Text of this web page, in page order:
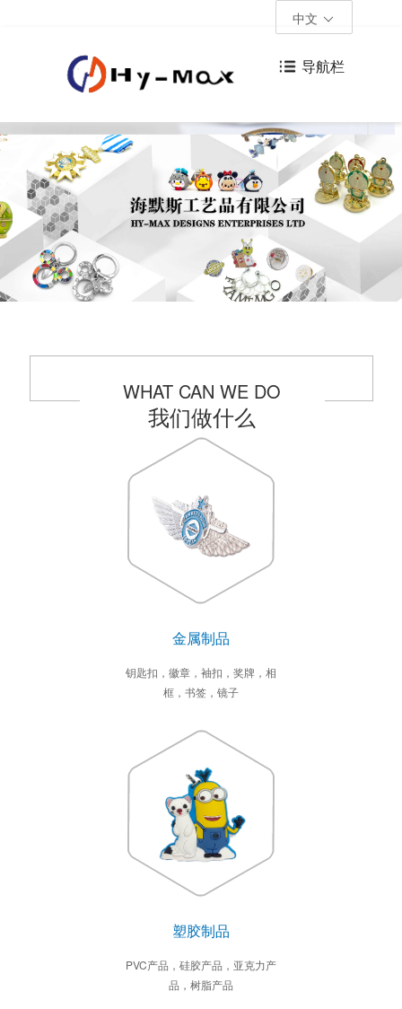
中文
导航栏
WHAT CAN WE DO
我们做什么
金属制品
钥匙扣，徽章，袖扣，奖牌，相
框，书签，镜子
塑胶制品
PVC产品，硅胶产品，亚克力产
品，树脂产品